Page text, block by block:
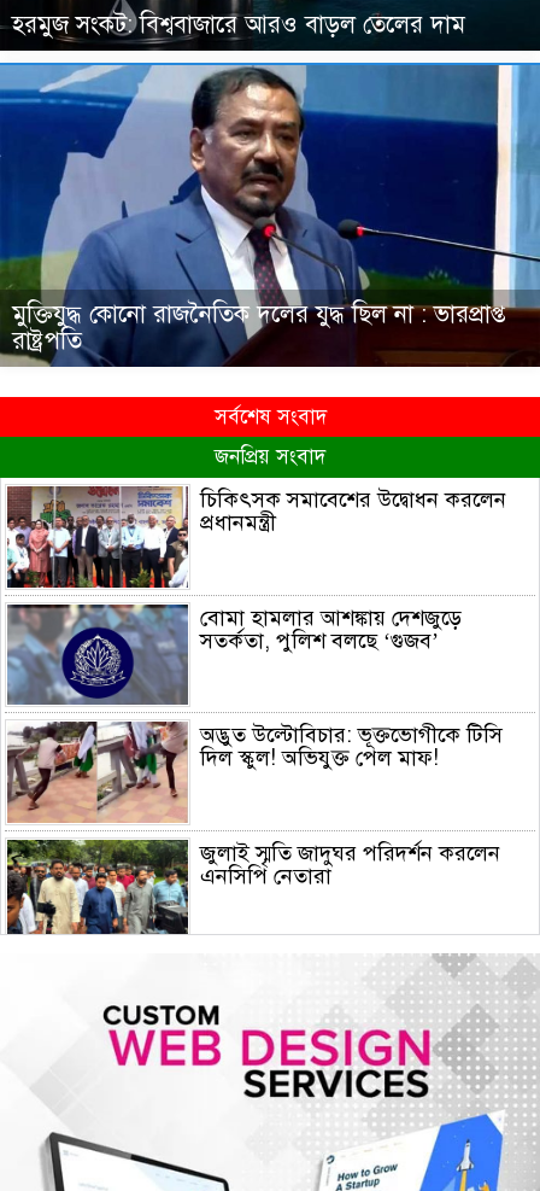
হরমুজ সংকট: বিশ্ববাজারে আরও বাড়ল তেলের দাম
মুক্তিযুদ্ধ কোনো রাজনৈতিক দলের যুদ্ধ ছিল না : ভারপ্রাপ্ত
রাষ্ট্রপতি
সর্বশেষ সংবাদ
জনপ্রিয় সংবাদ
চিকিৎসক সমাবেশের উদ্বোধন করলেন
প্রধানমন্ত্রী
বোমা হামলার আশঙ্কায় দেশজুড়ে
সতর্কতা, পুলিশ বলছে ‘গুজব’
অদ্ভুত উল্টোবিচার: ভূক্তভোগীকে টিসি
দিল স্কুল! অভিযুক্ত পেল মাফ!
জুলাই স্মৃতি জাদুঘর পরিদর্শন করলেন
এনসিপি নেতারা
সৌদি আরব, তুরস্ক ও পাকিস্তানের মক্কা
চুক্তি স্বাক্ষর, কাগুজে চুক্তি সৌদিকে
নিরাপত্তা দেবে না- ইরান
হরমুজ সংকট: বিশ্ববাজারে আরও বাড়ল